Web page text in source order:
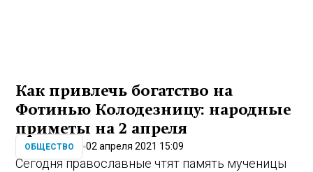
Как привлечь богатство на
Фотинью Колодезницу: народные
приметы на 2 апреля
ОБЩЕСТВО 02 апреля 2021 15:09
Сегодня православные чтят память мученицы